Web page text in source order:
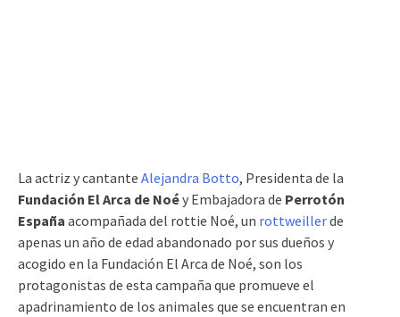
La actriz y cantante Alejandra Botto, Presidenta de la
Fundación El Arca de Noéy Embajadora de Perrotón
España acompañada del rottie Noé, un rottweillerde
apenas un año de edad abandonado por sus dueños y
acogido en la Fundación El Arca de Noé, son los
protagonistas de esta campaña que promueve el
apadrinamiento de los animales que se encuentran en